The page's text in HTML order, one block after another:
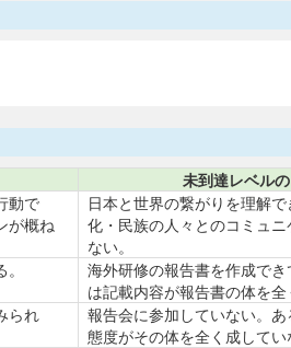
未到達レベル
動で
が概ね
日本と世界の繋がりを理解
化・民族の人々とのコミュニ
ない。
海外研修の報告書を作成で
は記載内容が報告書の体を全
られ
報告会に参加していない。あ
態度がその体を全く成してい